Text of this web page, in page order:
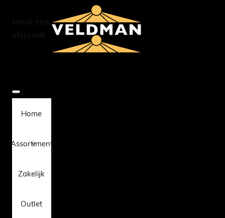
Home
Assortiment
Zakelijk
Outlet
Maak een
afspraak